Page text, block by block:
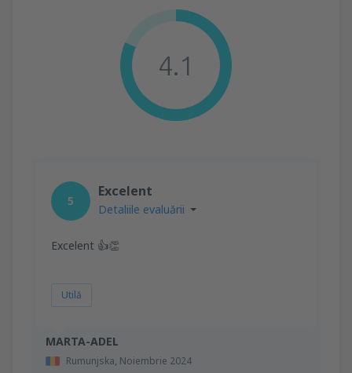
4.1
MARTA-ADEL
Rumunjska, Noiembrie 2024
5
Excelent
Detaliile evaluării
Excelent 👍👏
Utilă